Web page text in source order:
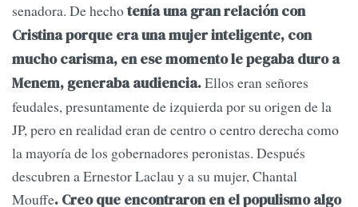
senadora. De hechotenía una gran relación con
Cristina porque era una mujer inteligente, con
mucho carisma, en ese momento le pegaba duro a
Menem, generaba audiencia.Ellos eran señores
feudales, presuntamente de izquierda por su origen de la
JP, pero en realidad eran de centro o centro derecha como
la mayoría de los gobernadores peronistas. Después
descubren a Ernestor Laclau y a su mujer, Chantal
Mouffe. Creo que encontraron en el populismo algo